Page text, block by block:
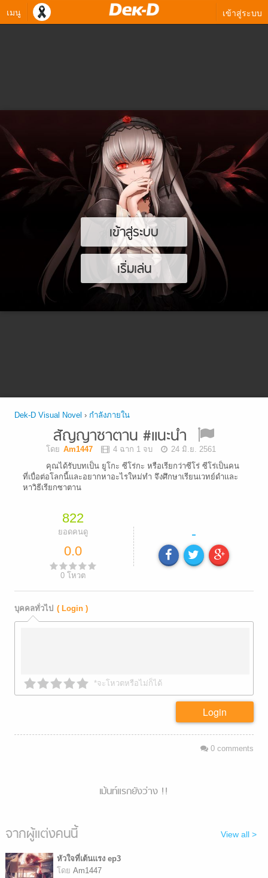
เมนู เข้าสู่ระบบ
เข้าสู่ระบบ
เริ่มเล่น
Dek-D Visual Novel › กำลังภายใน
สัญญาซาตาน #เเนะนำ
โดย Am1447 4 ฉาก 1 จบ
24 มิ.ย. 2561
คุณได้รับบทเป็น ยูโกะ ซีโร่กะ หรือเรียกว่าซีโร่ ซีโร่เป็นคน
ที่เบื่อต่อโลกนี้เเละอยากหาอะไรใหม่ทำ จึงศึกษาเรียนเวทย์ดำเเละ
หาวิธีเรียกซาตาน
822
ยอดคนดู
0.0
0โหวต
-
บุคคลทั่วไป ( Login )
*จะโหวตหรือไม่ก็ได้
Login
0comments
เม้นท์แรกยังว่าง !!
จากผู้แต่งคนนี้ View all >
หัวใจที่เต้นเเรง ep3
โดย Am1447